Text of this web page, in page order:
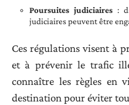
Poursuites judiciaires :
judiciaires peuvent être
Ces régulations visent à
et à prévenir le trafic
connaître les règles en
destination pour éviter